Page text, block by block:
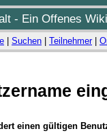
- Ein Offenes
Suchen Teilnehmer|
einen gültigen